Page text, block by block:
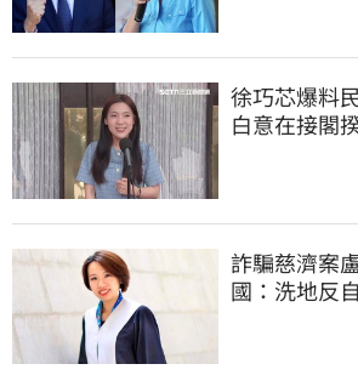
徐巧芯爆料
白意在接閣
詐騙慈濟案盧
國：洗地反